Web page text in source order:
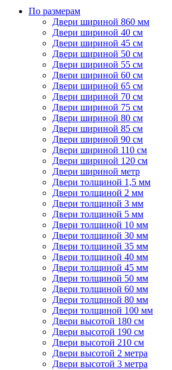
По размерам
Двери шириной 860 мм
Двери шириной 40 см
Двери шириной 45 см
Двери шириной 50 см
Двери шириной 55 см
Двери шириной 60 см
Двери шириной 65 см
Двери шириной 70 см
Двери шириной 75 см
Двери шириной 80 см
Двери шириной 85 см
Двери шириной 90 см
Двери шириной 110 см
Двери шириной 120 см
Двери шириной метр
Двери толщиной 1,5 мм
Двери толщиной 2 мм
Двери толщиной 3 мм
Двери толщиной 5 мм
Двери толщиной 10 мм
Двери толщиной 30 мм
Двери толщиной 35 мм
Двери толщиной 40 мм
Двери толщиной 45 мм
Двери толщиной 50 мм
Двери толщиной 60 мм
Двери толщиной 80 мм
Двери толщиной 100 мм
Двери высотой 180 см
Двери высотой 190 см
Двери высотой 210 см
Двери высотой 2 метра
Двери высотой 3 метра